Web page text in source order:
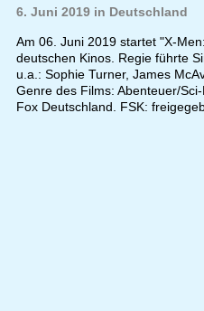
6. Juni 2019 in Deutschland
Am 06. Juni 2019 startet "X-
deutschen Kinos. Regie führte
u.a.: Sophie Turner, James
Genre des Films: Abenteuer/
Fox Deutschland. FSK: